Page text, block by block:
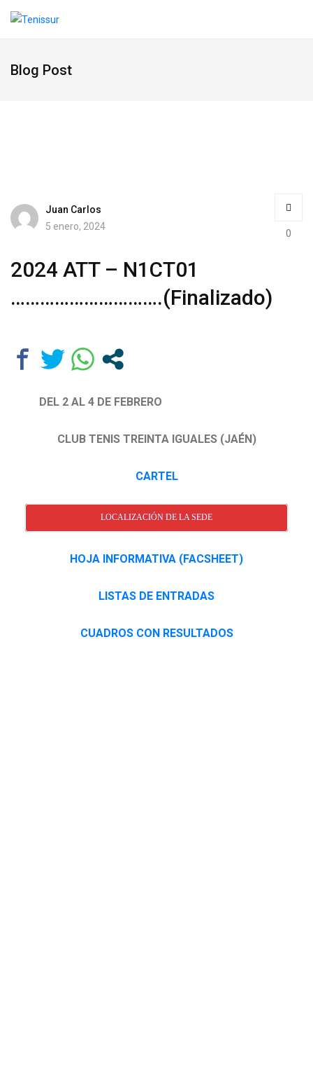
Blog Post
Juan Carlos
5 enero, 2024
0
2024 ATT – N1CT01
………………………….(Finalizado)
DEL 2 AL 4 DE FEBRERO
CLUB TENIS TREINTA IGUALES (JAÉN)
CARTEL
LOCALIZACIÓN DE LA SEDE
HOJA INFORMATIVA (FACSHEET)
LISTAS DE ENTRADAS
CUADROS CON RESULTADOS